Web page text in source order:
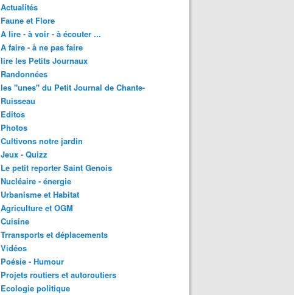
Actualités
Faune et Flore
A lire - à voir - à écouter ...
A faire - à ne pas faire
lire les Petits Journaux
Randonnées
les "unes" du Petit Journal de Chante-
Ruisseau
Editos
Photos
Cultivons notre jardin
Jeux - Quizz
Le petit reporter Saint Genois
Nucléaire - énergie
Urbanisme et Habitat
Agriculture et OGM
Cuisine
Trransports et déplacements
Vidéos
Poésie - Humour
Projets routiers et autoroutiers
Ecologie politique